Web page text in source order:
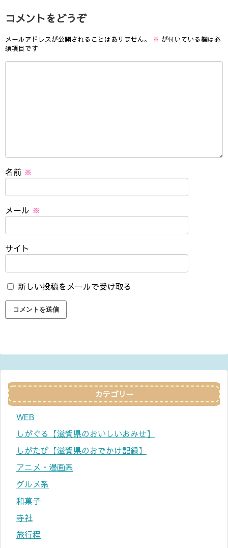
コメントをどうぞ
メールアドレスが公開されることはありません。 ※ が付いている欄は必
須項目です
名前 ※
メール ※
サイト
新しい投稿をメールで受け取る
カテゴリー
WEB
しがぐる【滋賀県のおいしいおみせ】
しがたび【滋賀県のおでかけ記録】
アニメ・漫画系
グルメ系
和菓子
寺社
旅行程